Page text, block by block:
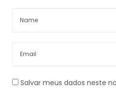
Salvar meus dados neste